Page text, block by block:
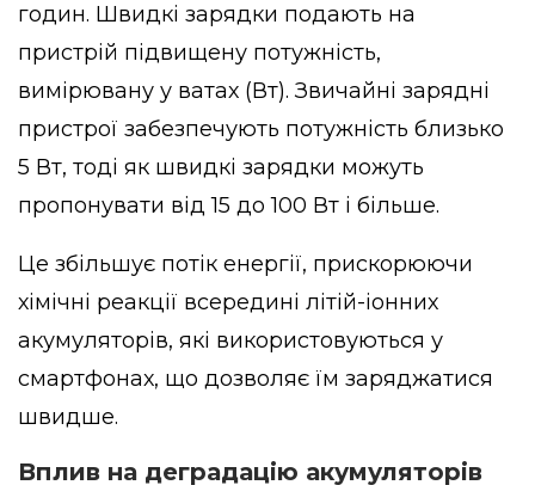
годин. Швидкі зарядки подають на
пристрій підвищену потужність,
вимірювану у ватах (Вт). Звичайні зарядні
пристрої забезпечують потужність близько
5 Вт, тоді як швидкі зарядки можуть
пропонувати від 15 до 100 Вт і більше.
Це збільшує потік енергії, прискорюючи
хімічні реакції всередині літій-іонних
акумуляторів, які використовуються у
смартфонах, що дозволяє їм заряджатися
швидше.
Вплив на деградацію акумуляторів